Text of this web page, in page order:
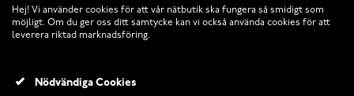
Hej! Vi använder cookies för att vår nätbutik ska fungera så smidigt som
möjligt. Om du ger oss ditt samtycke kan vi också använda cookies för att
leverera riktad marknadsföring.
Nödvändiga Cookies